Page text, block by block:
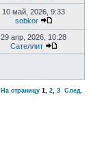
10 май, 2026, 9:33
sobkor
29 апр, 2026, 10:28
Сателлит
На страницу 1, 2, 3 След.